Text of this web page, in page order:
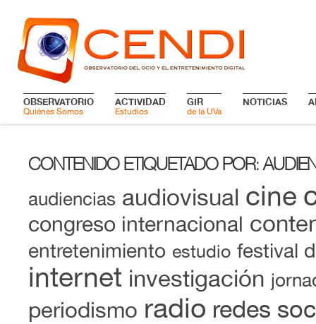
OBSERVATORIO
Quiénes Somos
ACTIVIDAD
Estudios
GIR
de la UVa
NOTICIAS
CONTENIDO ETIQUETADO POR:
audiencias audiovisual cine
congreso internacional
entretenimiento estudio festival
internet investigación
periodismo radio redes